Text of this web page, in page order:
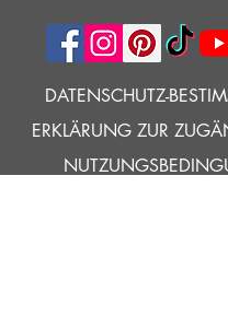
DATENSCHUTZ-
ERKLÄRUNG ZUR